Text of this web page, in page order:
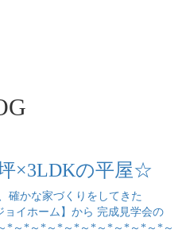
×3LDKの平屋☆
確かな家づくりをしてきた
ョイホーム】から 完成見学会の
*～*～*～*～*～*～*～*～*～*～